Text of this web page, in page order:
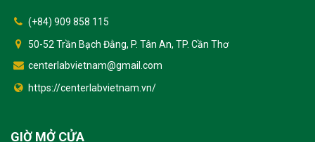
(+84) 909 858 115
50-52 Trần Bạch Đằng, P. Tân An, TP. Cần Thơ
centerlabvietnam@gmail.com
https://centerlabvietnam.vn/
GIỜ MỞ CỬA